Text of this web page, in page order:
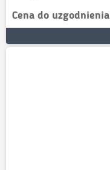
Cena do uzgodnienia